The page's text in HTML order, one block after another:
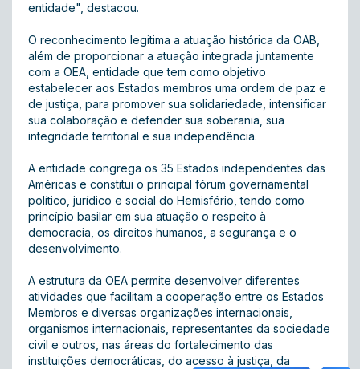
entidade", destacou.
O reconhecimento legitima a atuação histórica da OAB,
além de proporcionar a atuação integrada juntamente
com a OEA, entidade que tem como objetivo
estabelecer aos Estados membros uma ordem de paz e
de justiça, para promover sua solidariedade, intensificar
sua colaboração e defender sua soberania, sua
integridade territorial e sua independência.
A entidade congrega os 35 Estados independentes das
Américas e constitui o principal fórum governamental
político, jurídico e social do Hemisfério, tendo como
princípio basilar em sua atuação o respeito à
democracia, os direitos humanos, a segurança e o
desenvolvimento.
A estrutura da OEA permite desenvolver diferentes
atividades que facilitam a cooperação entre os Estados
Membros e diversas organizações internacionais,
organismos internacionais, representantes da sociedade
civil e outros, nas áreas do fortalecimento das
instituições democráticas, do acesso à justiça, da